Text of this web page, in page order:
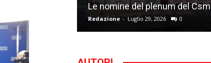
Le nomine del plenum del Csm
Redazione - Luglio 29, 2026 0